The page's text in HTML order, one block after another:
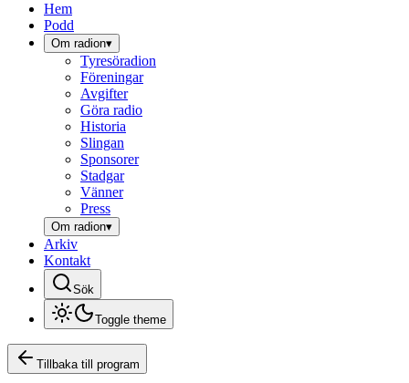
Hem
Podd
Om radion▾
Tyresöradion
Föreningar
Avgifter
Göra radio
Historia
Slingan
Sponsorer
Stadgar
Vänner
Press
Om radion▾
Arkiv
Kontakt
Sök
Toggle theme
Tillbaka till program